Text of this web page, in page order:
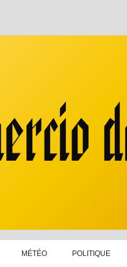
MÉTÉO POLITIQUE